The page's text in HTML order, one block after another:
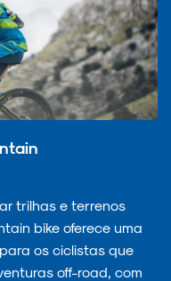
trilhas e terrenos
bike oferece uma
os ciclistas que
off-road, com